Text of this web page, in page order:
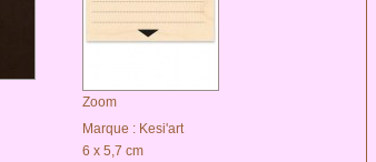
Zoom
Marque : Kesi'art
6 x 5,7 cm